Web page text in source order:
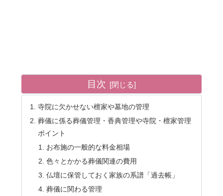
目次
寺院に欠かせない檀家や墓地の管理
葬儀に係る葬儀管理・香典管理や寺院・檀家管理
ポイント
お布施の一般的な料金相場
色々とかかる葬儀関連の費用
仏壇に保管しておく家族の系譜「過去帳」
葬儀に関わる管理